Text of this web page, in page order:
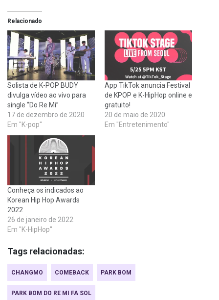
Relacionado
Solista de K-POP BUDY
divulga vídeo ao vivo para
single “Do Re Mi”
17 de dezembro de 2020
Em "K-pop"
App TikTok anuncia Festival
de KPOP e K-HipHop online e
gratuito!
20 de maio de 2020
Em "Entretenimento"
Conheça os indicados ao
Korean Hip Hop Awards
2022
26 de janeiro de 2022
Em "K-HipHop"
Tags relacionadas:
CHANGMO COMEBACK PARK BOM
PARK BOM DO RE MI FA SOL